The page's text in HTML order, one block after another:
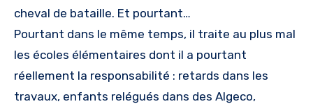
cheval de bataille. Et pourtant…
Pourtant dans le même temps, il traite au plus mal
les écoles élémentaires dont il a pourtant
réellement la responsabilité : retards dans les
travaux, enfants relégués dans des Algeco,